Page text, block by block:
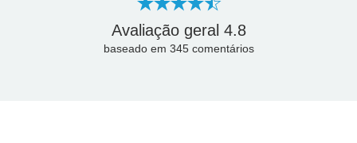
Avaliação geral 4.8
baseado em 345сomentários